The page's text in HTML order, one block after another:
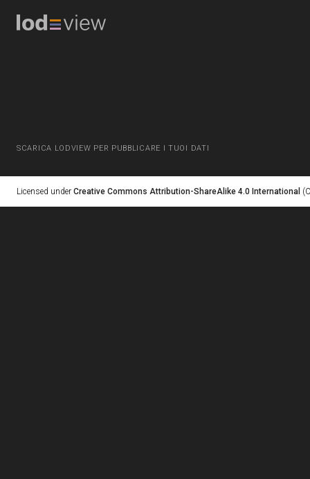
SCARICA LODVIEW PER PUBBLICARE I TUOI DATI
Licensed under Creative Commons Attribution-ShareAlike 4.0 International